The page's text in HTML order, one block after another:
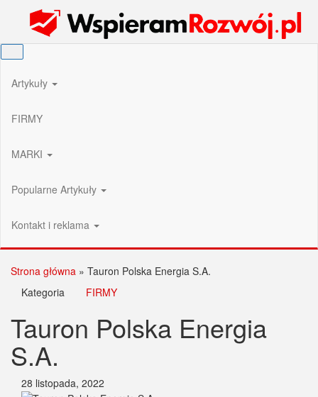
Wspieram Rozwój PL
Artykuły
FIRMY
MARKI
Popularne Artykuły
Kontakt i reklama
Strona główna » Tauron Polska Energia S.A.
Kategoria
FIRMY
Tauron Polska Energia
S.A.
28 listopada, 2022